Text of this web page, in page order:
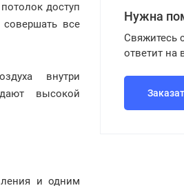
доступ
все
внутри
высокой
и одним
Нужна
Свяжитесь
ответит на